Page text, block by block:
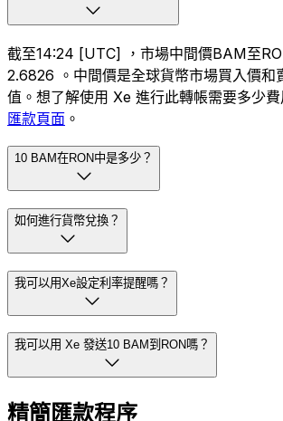
截至14:24 [UTC] ，市場中間價BAM至
2.6826 。中間價是全球貨幣市場買入價和
值。想了解使用 Xe 進行此轉帳需要多少
匯款頁面 。
10 BAM在RON中是多少？
如何進行貨幣兌換？
我可以用Xe設定利率提醒嗎？
我可以用 Xe 發送10 BAM到RON嗎？
精簡匯款程序